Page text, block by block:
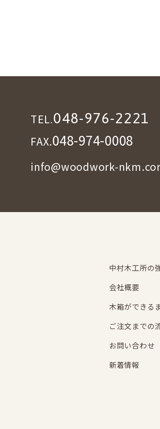
TEL.048-976-2221
FAX.048-974-0008
info@woodwork-
中村木工所の
会社概要
木箱ができる
ご注文までの
お問い合わせ
新着情報